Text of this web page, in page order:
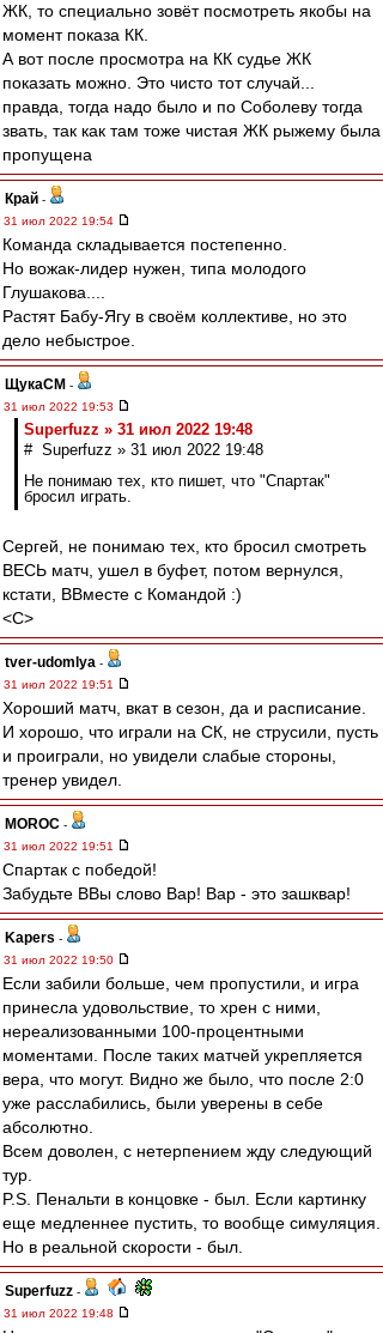
ЖК, то специально зовёт посмотреть якобы на
момент показа КК.
А вот после просмотра на КК судье ЖК
показать можно. Это чисто тот случай...
правда, тогда надо было и по Соболеву тогда
звать, так как там тоже чистая ЖК рыжему была
пропущена
Край -
31 июл 2022 19:54
Команда складывается постепенно.
Но вожак-лидер нужен, типа молодого
Глушакова....
Растят Бабу-Ягу в своём коллективе, но это
дело небыстрое.
ЩукаСМ -
31 июл 2022 19:53
Superfuzz » 31 июл 2022 19:48
# Superfuzz » 31 июл 2022 19:48
Не понимаю тех, кто пишет, что "Спартак"
бросил играть.
Сергей, не понимаю тех, кто бросил смотреть
ВЕСЬ матч, ушел в буфет, потом вернулся,
кстати, ВВместе с Командой :)
<C>
tver-udomlya -
31 июл 2022 19:51
Хороший матч, вкат в сезон, да и расписание.
И хорошо, что играли на СК, не струсили, пусть
и проиграли, но увидели слабые стороны,
тренер увидел.
MOROC -
31 июл 2022 19:51
Спартак с победой!
Забудьте ВВы слово Вар! Вар - это зашквар!
Kapers -
31 июл 2022 19:50
Если забили больше, чем пропустили, и игра
принесла удовольствие, то хрен с ними,
нереализованными 100-процентными
моментами. После таких матчей укрепляется
вера, что могут. Видно же было, что после 2:0
уже расслабились, были уверены в себе
абсолютно.
Всем доволен, с нетерпением жду следующий
тур.
P.S. Пенальти в концовке - был. Если картинку
еще медленнее пустить, то вообще симуляция.
Но в реальной скорости - был.
Superfuzz -
31 июл 2022 19:48